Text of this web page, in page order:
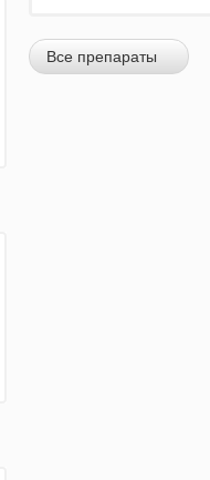
Все препараты